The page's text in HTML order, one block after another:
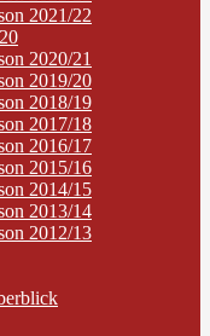
2021/22
2020/21
2019/20
2018/19
2017/18
2016/17
2015/16
2014/15
2013/14
2012/13